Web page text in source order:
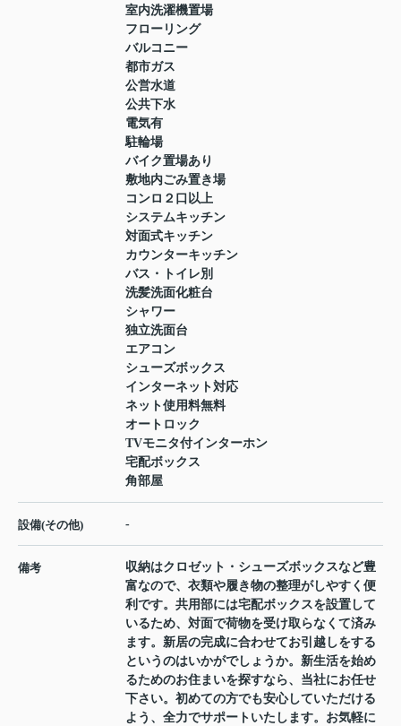
室内洗濯機置場
フローリング
バルコニー
都市ガス
公営水道
公共下水
電気有
駐輪場
バイク置場あり
敷地内ごみ置き場
コンロ２口以上
システムキッチン
対面式キッチン
カウンターキッチン
バス・トイレ別
洗髪洗面化粧台
シャワー
独立洗面台
エアコン
シューズボックス
インターネット対応
ネット使用料無料
オートロック
TVモニタ付インターホン
宅配ボックス
角部屋
設備(その他) -
備考
収納はクロゼット・シューズボックスなど豊
富なので、衣類や履き物の整理がしやすく便
利です。共用部には宅配ボックスを設置して
いるため、対面で荷物を受け取らなくて済み
ます。新居の完成に合わせてお引越しをする
というのはいかがでしょうか。新生活を始め
るためのお住まいを探すなら、当社にお任せ
下さい。初めての方でも安心していただける
よう、全力でサポートいたします。お気軽に